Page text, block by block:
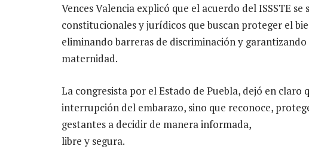
Vences Valencia explicó que el acuerdo del ISSSTE
constitucionales y jurídicos que buscan proteger el
eliminando barreras de discriminación y
maternidad.
La congresista por el Estado de Puebla, dejó en claro
interrupción del embarazo, sino que reconoce,
gestantes a decidir de manera informada,
libre y segura.